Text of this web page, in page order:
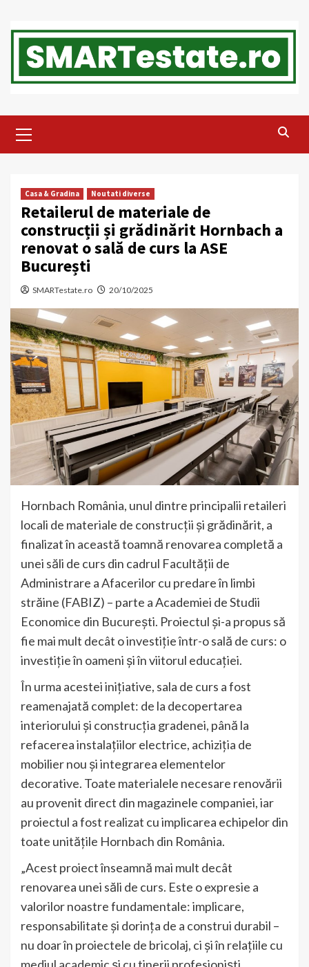
content
Menu
Casa & Gradina Noutati diverse
Retailerul de materiale de
construcții și grădinărit Hornbach a
renovat o sală de curs la ASE
București
SMARTestate.ro 20/10/2025
Hornbach România, unul dintre principalii retaileri
locali de materiale de construcții și grădinărit, a
finalizat în această toamnă renovarea completă a
unei săli de curs din cadrul Facultății de
Administrare a Afacerilor cu predare în limbi
străine (FABIZ) – parte a Academiei de Studii
Economice din București. Proiectul și-a propus să
fie mai mult decât o investiție într-o sală de curs: o
investiție în oameni și în viitorul educației.
În urma acestei inițiative, sala de curs a fost
reamenajată complet: de la decopertarea
interiorului și construcția gradenei, până la
refacerea instalațiilor electrice, achiziția de
mobilier nou și integrarea elementelor
decorative. Toate materialele necesare renovării
au provenit direct din magazinele companiei, iar
proiectul a fost realizat cu implicarea echipelor din
toate unitățile Hornbach din România.
„Acest proiect înseamnă mai mult decât
renovarea unei săli de curs. Este o expresie a
valorilor noastre fundamentale: implicare,
responsabilitate și dorința de a construi durabil –
nu doar în proiectele de bricolaj, ci și în relațiile cu